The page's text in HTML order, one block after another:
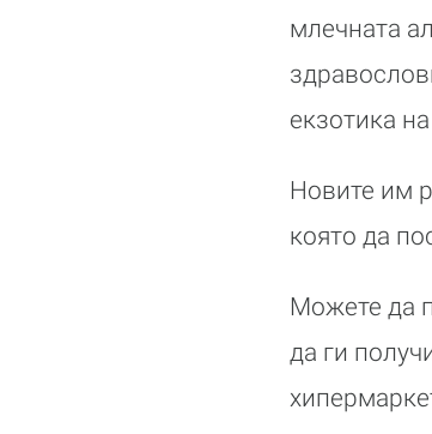
млечната
екзотика
Новите им
която да
Можете да
да ги